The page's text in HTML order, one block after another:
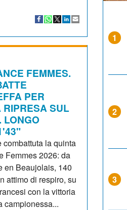
FEMMES.
PER
SUL
LONGO
combattuta la quinta
Femmes 2026: da
en Beaujolais, 140
attimo di respiro, su
con la vittoria
campionessa...
1
2
3